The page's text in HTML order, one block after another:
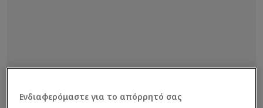
Ενδιαφερόμαστε για το απόρρητό σας